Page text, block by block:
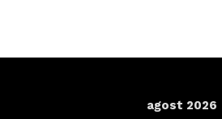
agost 2026